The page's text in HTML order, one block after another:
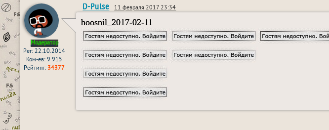
Модератор
Рег: 22.10.2014
Ком-ев: 9 915
Рейтинг: 34377
D-Pulse 11 февраля 2017 23:34
hoosnil_2017-02-11